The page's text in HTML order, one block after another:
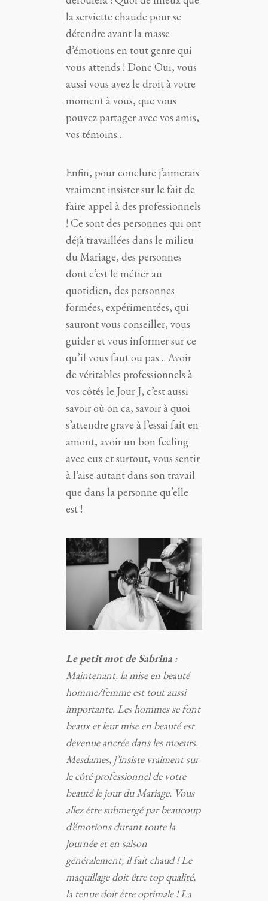
la serviette chaude pour se
détendre avant la masse
d’émotions en tout genre qui
vous attends ! Donc Oui, vous
aussi vous avez le droit à votre
moment à vous, que vous
pouvez partager avec vos amis,
vos témoins…
Enfin, pour conclure j’aimerais
vraiment insister sur le fait de
faire appel à des professionnels
! Ce sont des personnes qui ont
déjà travaillées dans le milieu
du Mariage, des personnes
dont c’est le métier au
quotidien, des personnes
formées, expérimentées, qui
sauront vous conseiller, vous
guider et vous informer sur ce
qu’il vous faut ou pas… Avoir
de véritables professionnels à
vos côtés le Jour J, c’est aussi
savoir où on ca, savoir à quoi
s’attendre grave à l’essai fait en
amont, avoir un bon feeling
avec eux et surtout, vous sentir
à l’aise autant dans son travail
que dans la personne qu’elle
est !
Le petit mot de Sabrina :
Maintenant, la mise en beauté
homme/femme est tout aussi
importante. Les hommes se font
beaux et leur mise en beauté est
devenue ancrée dans les moeurs.
Mesdames, j’insiste vraiment sur
le côté professionnel de votre
beauté le jour du Mariage. Vous
allez être submergé par beaucoup
d’émotions durant toute la
journée et en saison
généralement, il fait chaud ! Le
maquillage doit être top qualité,
la tenue doit être optimale ! La